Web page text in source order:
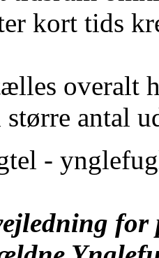
kort tids
overalt
antal
-
for